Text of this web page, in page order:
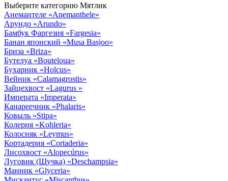
Выберите категорию Мятлик
Анемантеле «Anemanthele»
Арундо «Arundo»
Бамбук Фаргезия «Fargesia»
Банан японский «Musa Basjoo»
Бриза «Briza»
Бутелуа «Bouteloua»
Бухарник «Holcus»
Вейник «Calamagrostis»
Зайцехвост «Lagurus »
Императа «Imperata»
Канареечник «Phalaris»
Ковыль «Stipa»
Колерия «Kohleria»
Колосняк «Leymus»
Кортадерия «Cortaderia»
Лисохвост «Alopecúrus»
Луговик (Щучка) «Deschampsia»
Манник «Glyceria»